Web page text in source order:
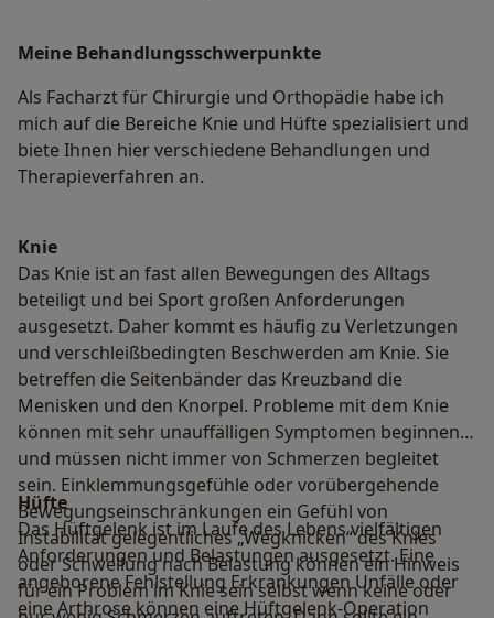
Meine Behandlungs­schwerpunkte
Als Facharzt für Chirurgie und Orthopädie habe ich
mich auf die Bereiche Knie und Hüfte spezialisiert und
biete Ihnen hier verschiedene Behandlungen und
Therapieverfahren an.
Knie
Das Knie ist an fast allen Bewegungen des Alltags
beteiligt und bei Sport großen Anforderungen
ausgesetzt. Daher kommt es häufig zu Verletzungen
und verschleißbedingten Beschwerden am Knie. Sie
betreffen die Seitenbänder das Kreuzband die
Menisken und den Knorpel. Probleme mit dem Knie
können mit sehr unauffälligen Symptomen beginnen
und müssen nicht immer von Schmerzen begleitet
sein. Einklemmungsgefühle oder vorübergehende
Bewegungseinschränkungen ein Gefühl von
Instabilität gelegentliches „Wegknicken“ des Knies
oder Schwellung nach Belastung können ein Hinweis
für ein Problem im Knie sein selbst wenn keine oder
Hüfte
Das Hüftgelenk ist im Laufe des Lebens vielfältigen
Anforderungen und Belastungen ausgesetzt. Eine
angeborene Fehlstellung Erkrankungen Unfälle oder
eine Arthrose können eine Hüftgelenk-Operation